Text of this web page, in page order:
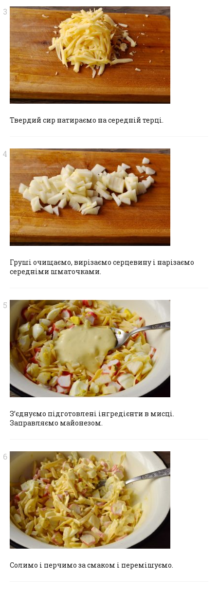
Твердий сир натираємо на середній терці.
Груші очищаємо, вирізаємо серцевину і нарізаємо
середніми шматочками.
З’єднуємо підготовлені інгредієнти в мисці.
Заправляємо майонезом.
Солимо і перчимо за смаком і перемішуємо.